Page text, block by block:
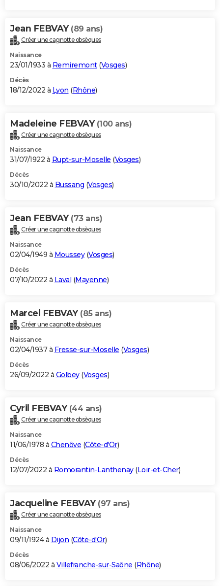
Jean FEBVAY (89 ans)
Créer une cagnotte obsèques
Naissance
23/01/1933 à Remiremont(Vosges)
Décès
18/12/2022 à Lyon (Rhône)
Madeleine FEBVAY (100 ans)
Créer une cagnotte obsèques
Naissance
31/07/1922 à Rupt-sur-Moselle (Vosges)
Décès
30/10/2022 à Bussang (Vosges)
Jean FEBVAY (73 ans)
Créer une cagnotte obsèques
Naissance
02/04/1949 à Moussey(Vosges)
Décès
07/10/2022 à Laval (Mayenne)
Marcel FEBVAY (85 ans)
Créer une cagnotte obsèques
Naissance
02/04/1937 à Fresse-sur-Moselle (Vosges)
Décès
26/09/2022 à Golbey(Vosges)
Cyril FEBVAY (44 ans)
Créer une cagnotte obsèques
Naissance
11/06/1978 à Chenôve (Côte-d'Or)
Décès
12/07/2022 à Romorantin-Lanthenay(Loir-et-Cher)
Jacqueline FEBVAY (97 ans)
Créer une cagnotte obsèques
Naissance
09/11/1924 à Dijon (Côte-d'Or)
Décès
08/06/2022 à Villefranche-sur-Saône (Rhône)